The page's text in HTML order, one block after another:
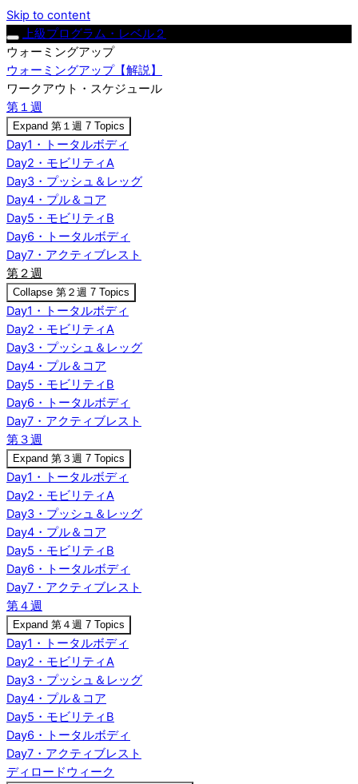
Skip to content
上級プログラム・レベル２
ウォーミングアップ
ウォーミングアップ【解説】
ワークアウト・スケジュール
第１週
Expand 第１週 7 Topics
Day1・トータルボディ
Day2・モビリティA
Day3・プッシュ＆レッグ
Day4・プル＆コア
Day5・モビリティB
Day6・トータルボディ
Day7・アクティブレスト
第２週
Collapse 第２週 7 Topics
Day1・トータルボディ
Day2・モビリティA
Day3・プッシュ＆レッグ
Day4・プル＆コア
Day5・モビリティB
Day6・トータルボディ
Day7・アクティブレスト
第３週
Expand 第３週 7 Topics
Day1・トータルボディ
Day2・モビリティA
Day3・プッシュ＆レッグ
Day4・プル＆コア
Day5・モビリティB
Day6・トータルボディ
Day7・アクティブレスト
第４週
Expand 第４週 7 Topics
Day1・トータルボディ
Day2・モビリティA
Day3・プッシュ＆レッグ
Day4・プル＆コア
Day5・モビリティB
Day6・トータルボディ
Day7・アクティブレスト
ディロードウィーク